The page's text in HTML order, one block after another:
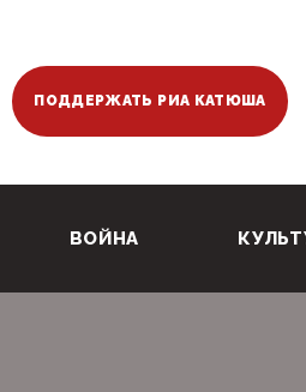
ПОДДЕРЖАТЬ РИА КАТЮША
ВОЙНА